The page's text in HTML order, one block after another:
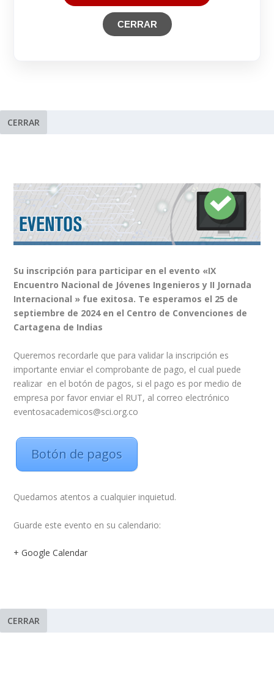
CERRAR
CERRAR
Su inscripción para participar en el evento «IX
Encuentro Nacional de Jóvenes Ingenieros y II Jornada
Internacional » fue exitosa. Te esperamos el 25 de
septiembre de 2024 en el Centro de Convenciones de
Cartagena de Indias
Queremos recordarle que para validar la inscripción es
importante enviar el comprobante de pago, el cual puede
realizar en el botón de pagos, si el pago es por medio de
empresa por favor enviar el RUT, al correo electrónico
eventosacademicos@sci.org.co
Botón de pagos
Quedamos atentos a cualquier inquietud.
Guarde este evento en su calendario:
+ Google Calendar
CERRAR